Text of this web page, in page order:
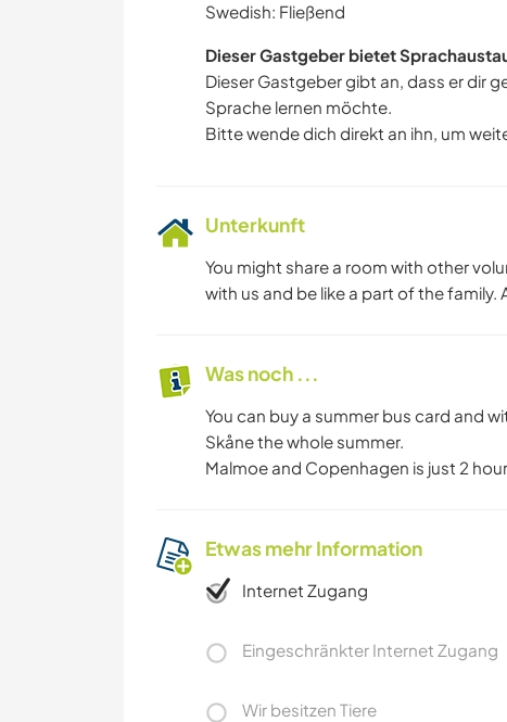
Swedish: Fließend
Dieser Gastgeber bietet
Dieser Gastgeber gibt an, dass er dir
Sprache lernen möchte.
Bitte wende dich direkt an ihn, um
Unterkunft
You might share a room with other
with us and be like a part of the family.
Was noch ...
You can buy a summer bus card and
Skåne the whole summer.
Malmoe and Copenhagen is just 2
Etwas mehr Information
Internet Zugang
Eingeschränkter Internet Zugang
Wir besitzen Tiere